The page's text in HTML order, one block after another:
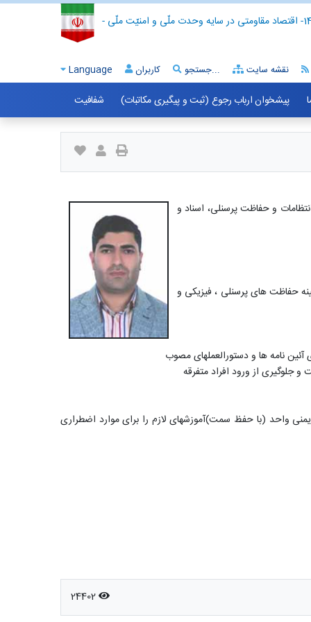
- اقتصاد مقاومتی در سایه وحدت ملّی و امنیّت ملّی -
Language کاربران جستجو... نقشه سایت
پیشخوان ارباب رجوع (ثبت و پیگیری مکاتبات) شفافیت
و حفاظت پرسنلی، اسناد و
حفاظت های پرسنلی ، فیزیکی و
نامه ها و دستورالعملهای مصوب
جلوگیری از ورود افراد متفرقه
واحد (با حفظ سمت)آموزشهای لازم را برای موارد اضطراری
24402